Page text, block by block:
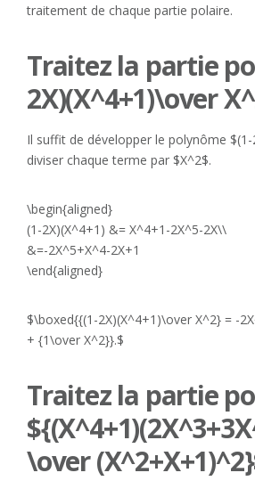
traitement de chaque partie polaire.
Traitez la partie
2X)(X^4+1)\over
Il suffit de développer le polynôme $(1-
diviser chaque terme par $X^2$.
\begin{aligned}
(1-2X)(X^4+1) &= X^4+1-2X^5-2X\\
&=-2X^5+X^4-2X+1
\end{aligned}
$\boxed{{(1-2X)(X^4+1)\over X^2} = -
+ {1\over X^2}}.$
Traitez la partie
\over